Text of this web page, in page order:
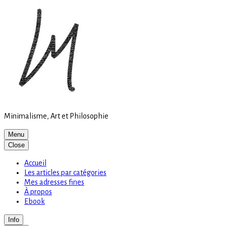
Minimalisme, Art et Philosophie
Menu
Close
Accueil
Les articles par catégories
Mes adresses fines
À propos
Ebook
Info